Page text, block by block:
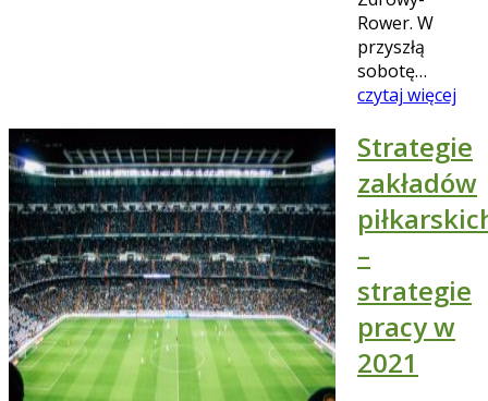
Rower. W
przyszłą
sobotę…
czytaj więcej
Strategie
zakładów
–
strategie
pracy w
2021